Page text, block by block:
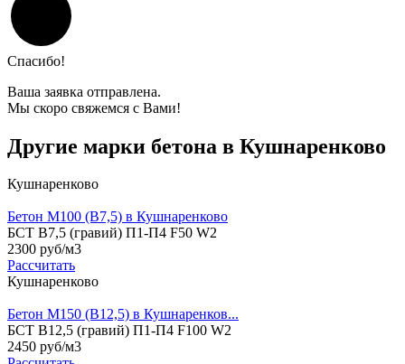
Спасибо!
Ваша заявка отправлена.
Мы скоро свяжемся с Вами!
Другие марки бетона в Кушнаренково
Кушнаренково
Бетон М100 (B7,5) в Кушнаренково
БСТ В7,5 (гравий) П1-П4 F50 W2
2300 руб/м3
Рассчитать
Кушнаренково
Бетон М150 (B12,5) в Кушнаренков...
БСТ В12,5 (гравий) П1-П4 F100 W2
2450 руб/м3